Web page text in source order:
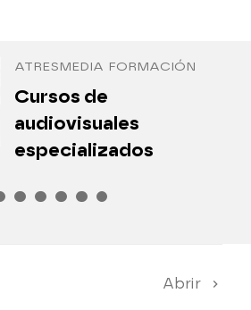
ATRESMEDIA FORMACIÓN
Cursos de
audiovisuales
especializados
Abrir